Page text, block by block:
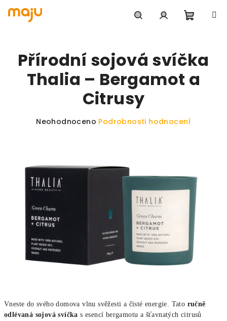
Vneste do svého domova vlnu svěžesti a čisté energie. Tato ručně
odlévaná sojová svíčka s esencí bergamotu a šťavnatých citrusů
Přírodní sojová svíčka
Thalia – Bergamot a
Citrusy
Průměrné hodnocení produktu je 0,0 z 5
Neohodnoceno Podrobnosti hodnocení